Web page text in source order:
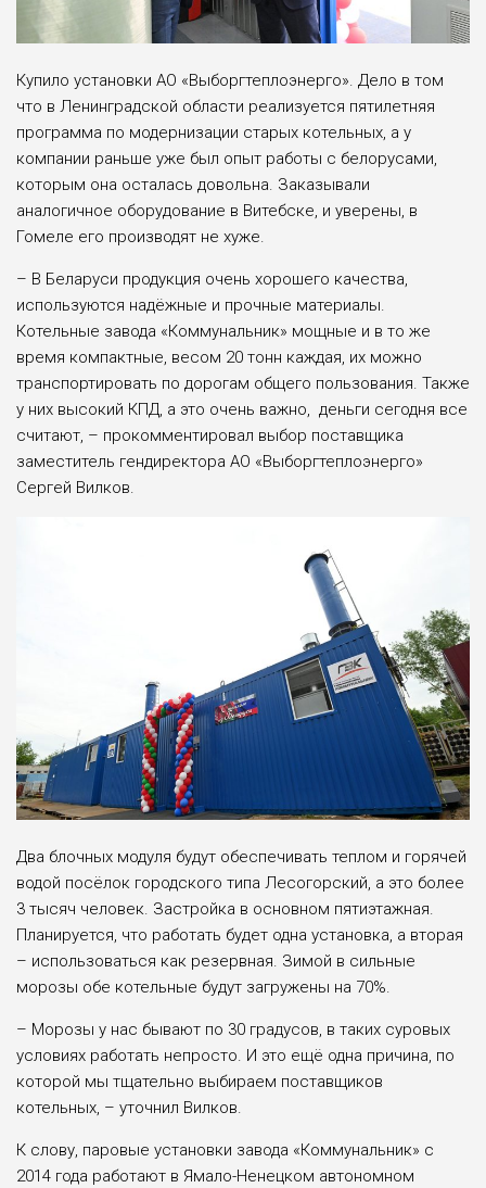
Купило установки АО «Выборгтеплоэнерго». Дело в том
что в Ленинградской области реализуется пятилетняя
программа по модернизации старых котельных, а у
компании раньше уже был опыт работы с белорусами,
которым она осталась довольна. Заказывали
аналогичное оборудование в Витебске, и уверены, в
Гомеле его производят не хуже.
– В Беларуси продукция очень хорошего качества,
используются надёжные и прочные материалы.
Котельные завода «Коммунальник» мощные и в то же
время компактные, весом 20 тонн каждая, их можно
транспортировать по дорогам общего пользования. Также
у них высокий КПД, а это очень важно, деньги сегодня все
считают, – прокомментировал выбор поставщика
заместитель гендиректора АО «Выборгтеплоэнерго»
Сергей Вилков.
Два блочных модуля будут обеспечивать теплом и горячей
водой посёлок городского типа Лесогорский, а это более
3 тысяч человек. Застройка в основном пятиэтажная.
Планируется, что работать будет одна установка, а вторая
– использоваться как резервная. Зимой в сильные
морозы обе котельные будут загружены на 70%.
– Морозы у нас бывают по 30 градусов, в таких суровых
условиях работать непросто. И это ещё одна причина, по
которой мы тщательно выбираем поставщиков
котельных, – уточнил Вилков.
К слову, паровые установки завода «Коммунальник» с
2014 года работают в Ямало-Ненецком автономном